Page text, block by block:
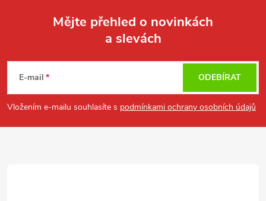
p
a
Mějte přehled o novinkách
a slevách
E-mail
Vložením e-mailu souhlasíte s podmínkami ochrany osobních údajů
ODEBÍRAT